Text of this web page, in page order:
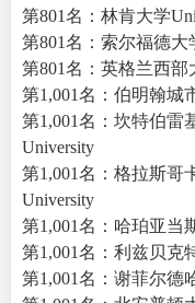
第801名：林肯大学
第801名：索尔福德大
第801名：英格兰西部
第1,001名：伯明翰城
第1,001名：坎特伯雷
University
第1,001名：格拉斯哥
University
第1,001名：哈珀亚当
第1,001名：利兹贝克
第1,001名：谢菲尔德